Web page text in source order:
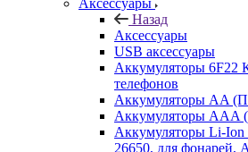
Аксессуары
Назад
Аксессуары
USB аксессуары
Аккумуляторы 6F22
телефонов
Аккумуляторы AA
Аккумуляторы AAA
Аккумуляторы Li-Ion
26650, для фонарей,